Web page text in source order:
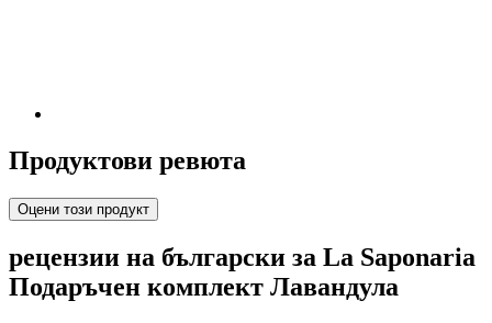
Продуктови ревюта
Оцени този продукт
рецензии на български за La Saponaria
Подаръчен комплект Лавандула